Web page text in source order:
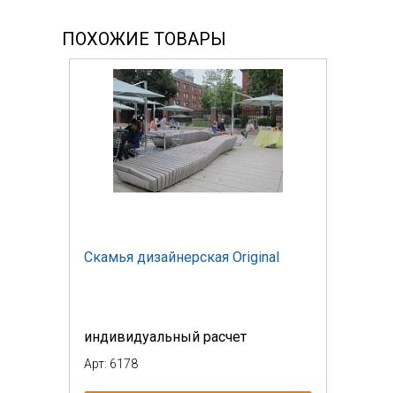
ПОХОЖИЕ ТОВАРЫ
Скамья дизайнерская Original
индивидуальный расчет
Арт: 6178